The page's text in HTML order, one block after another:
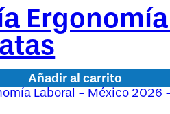
Añadir al carrito